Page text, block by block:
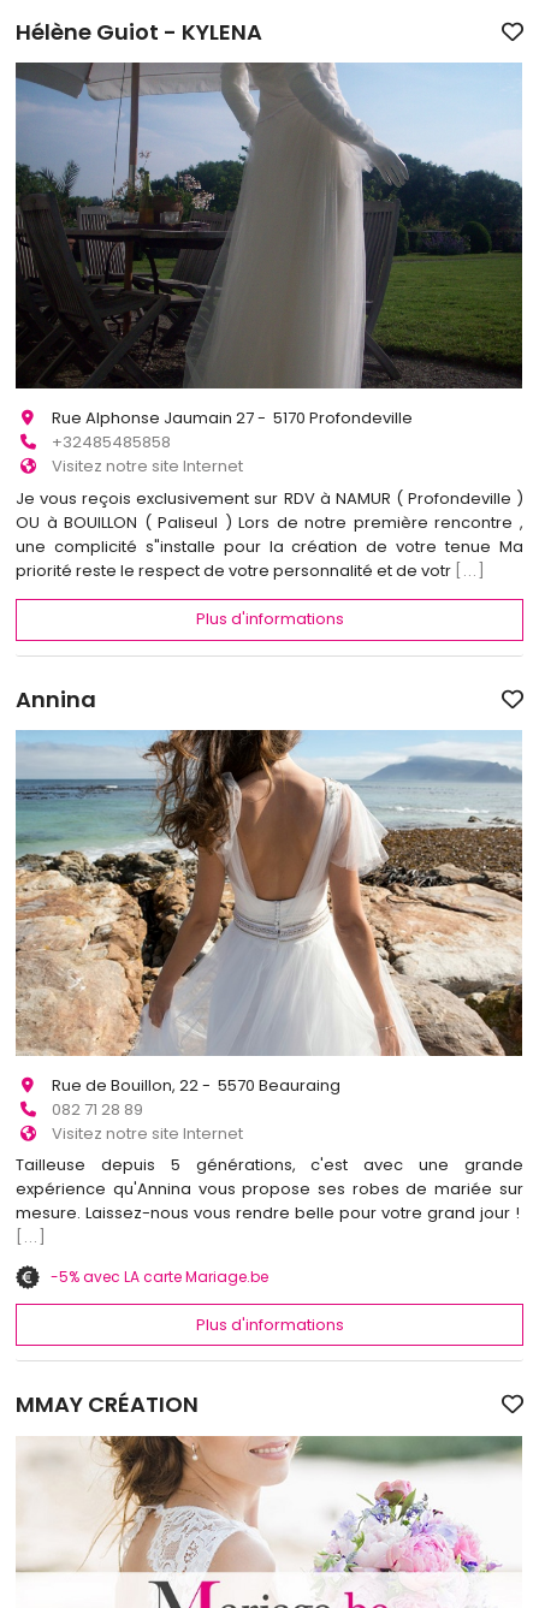
Hélène Guiot - KYLENA
Rue Alphonse Jaumain 27 - 5170 Profondeville
+32485485858
Visitez notre site Internet
Je vous reçois exclusivement sur RDV à NAMUR ( Profondeville )
OU à BOUILLON ( Paliseul ) Lors de notre première rencontre ,
une complicité s"installe pour la création de votre tenue Ma
priorité reste le respect de votre personnalité et de votr [...]
Plus d'informations
Annina
Rue de Bouillon, 22 - 5570 Beauraing
082 71 28 89
Visitez notre site Internet
Tailleuse depuis 5 générations, c'est avec une grande
expérience qu'Annina vous propose ses robes de mariée sur
mesure. Laissez-nous vous rendre belle pour votre grand jour !
[...]
-5% avec LA carte Mariage.be
Plus d'informations
MMAY CRÉATION